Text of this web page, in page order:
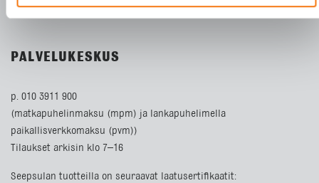
PALVELUKESKUS
p. 010 3911 900
(matkapuhelinmaksu (mpm) ja lankapuhelimella
paikallisverkkomaksu (pvm))
Tilaukset arkisin klo 7–16
Seepsulan tuotteilla on seuraavat laatusertifikaatit: